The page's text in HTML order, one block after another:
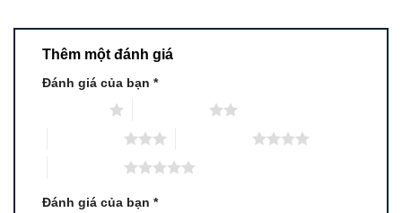
Thêm một đánh giá
Đánh giá của bạn *
Đánh giá của bạn *